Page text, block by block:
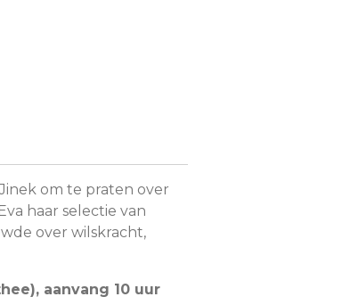
om te praten over
haar selectie van
over wilskracht,
aanvang 10 uur